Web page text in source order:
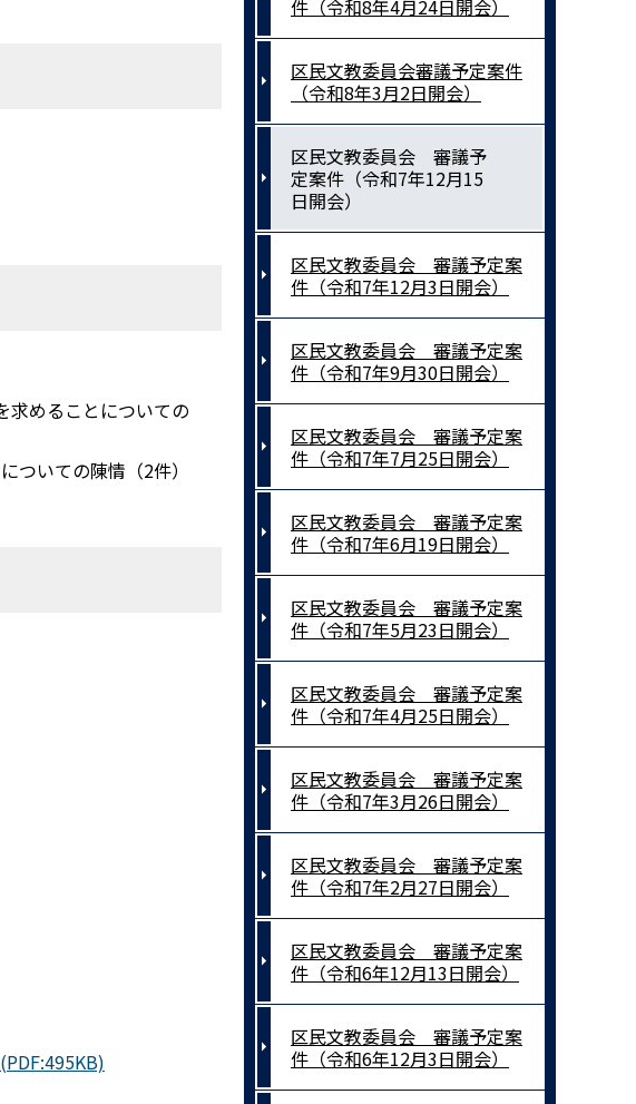
めることについての
いての陳情（2件）
件（令和8年4月24日開会）
区民文教委員会審議予定案件
（令和8年3月2日開会）
区民文教委員会 審議予
定案件（令和7年12月15
日開会）
区民文教委員会 審議予定案
件（令和7年12月3日開会）
区民文教委員会 審議予定案
件（令和7年9月30日開会）
区民文教委員会 審議予定案
件（令和7年7月25日開会）
区民文教委員会 審議予定案
件（令和7年6月19日開会）
区民文教委員会 審議予定案
件（令和7年5月23日開会）
区民文教委員会 審議予定案
件（令和7年4月25日開会）
区民文教委員会 審議予定案
件（令和7年3月26日開会）
区民文教委員会 審議予定案
件（令和7年2月27日開会）
区民文教委員会 審議予定案
件（令和6年12月13日開会）
区民文教委員会 審議予定案
件（令和6年12月3日開会）